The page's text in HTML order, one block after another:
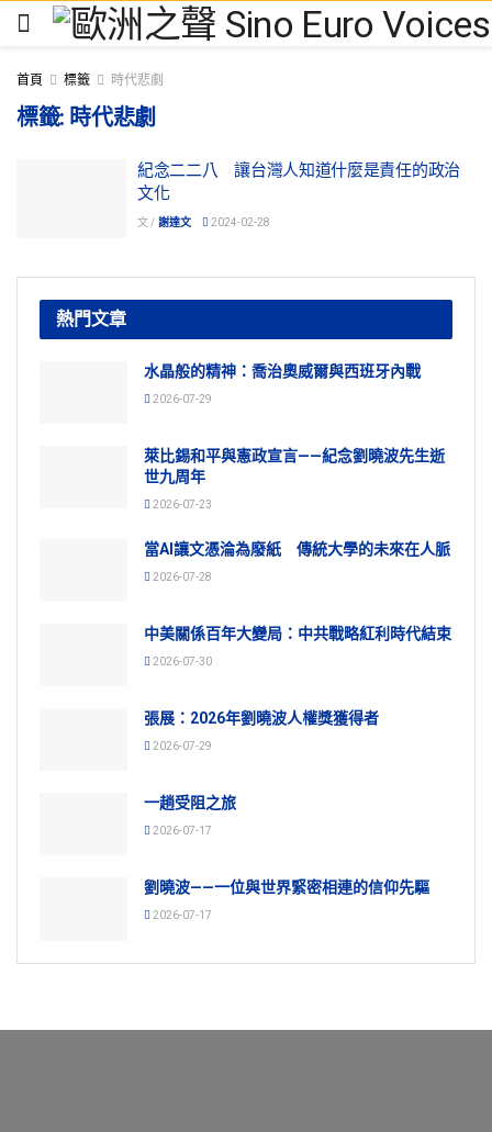
首頁 標籤 時代悲劇
標籤: 時代悲劇
紀念二二八 讓台灣人知道什麼是責任的政治
文化
文 / 謝達文 2024-02-28
熱門文章
水晶般的精神：喬治奧威爾與西班牙內戰
2026-07-29
萊比錫和平與憲政宣言——紀念劉曉波先生逝
世九周年
2026-07-23
當AI讓文憑淪為廢紙 傳統大學的未來在人脈
2026-07-28
中美關係百年大變局：中共戰略紅利時代結束
2026-07-30
張展：2026年劉曉波人權獎獲得者
2026-07-29
一趟受阻之旅
2026-07-17
劉曉波——一位與世界緊密相連的信仰先驅
2026-07-17